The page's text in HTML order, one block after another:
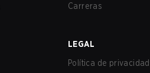
Carreras
LEGAL
Política de privacidad